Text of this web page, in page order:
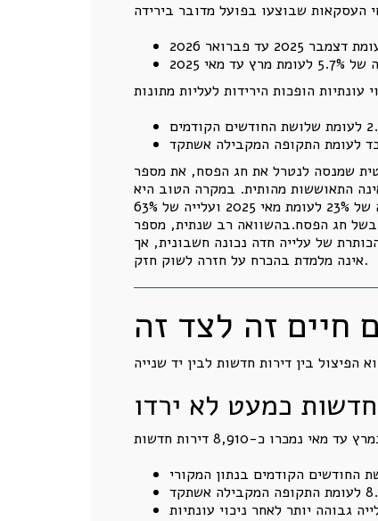
שמנסה לנטרל את חג הפסח, את מספר
התאוששות מהותית. במקרה הטוב היא
מצביעה על התייצבות ברמה נמוכה.משרד האוצר מחזק את המסקנה הזאת. במאי עצמו נרכשו 8,246 דירות, עלייה של 23% לעומת מאי 2025 ועלייה של 63%
ואילו אפריל 2026 הושפע ממיעוט ימי עבודה בשל חג הפסח.בהשוואה רב שנתית, מספר
הכותרת של עלייה חדה נכונה חשבונית, אך
אינה מלמדת בהכרח על חזרה לשוק חזק.
חיים זה לצד זה
כמעט לא ירדו